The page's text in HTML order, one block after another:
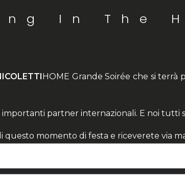
In The
HOME Grande Soirée che si terrà
partner internazionali. E noi tutti
momento di festa e riceverete via